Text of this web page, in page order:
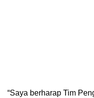
“Saya berharap Tim